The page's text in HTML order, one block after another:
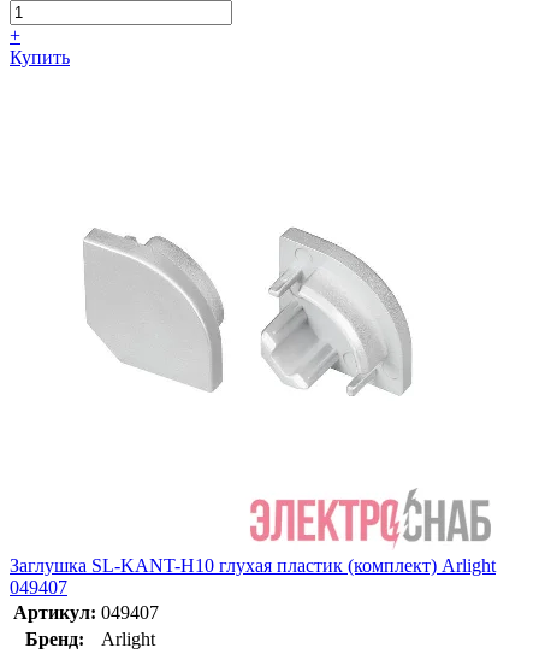
+
Купить
Заглушка SL-KANT-H10 глухая пластик (комплект) Arlight
049407
Артикул: 049407
Бренд:
Arlight